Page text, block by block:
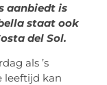
aanbiedt is
staat ook
del Sol.
als ’s
leeftijd kan